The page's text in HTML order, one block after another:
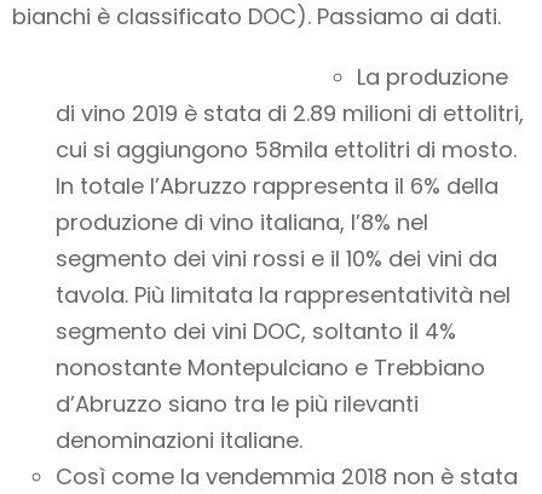
bianchi è classificato DOC). Passiamo ai dati.
La produzione
di vino 2019 è stata di 2.89 milioni di ettolitri,
cui si aggiungono 58mila ettolitri di mosto.
In totale l’Abruzzo rappresenta il 6% della
produzione di vino italiana, l’8% nel
segmento dei vini rossi e il 10% dei vini da
tavola. Più limitata la rappresentatività nel
segmento dei vini DOC, soltanto il 4%
nonostante Montepulciano e Trebbiano
d’Abruzzo siano tra le più rilevanti
denominazioni italiane.
Così come la vendemmia 2018 non è stata